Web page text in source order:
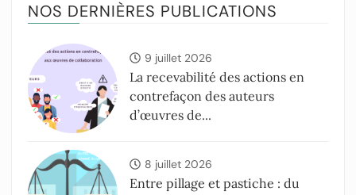
NOS DERNIÈRES PUBLICATIONS
9 juillet 2026
La recevabilité des actions en
contrefaçon des auteurs
d’œuvres de...
8 juillet 2026
Entre pillage et pastiche : du